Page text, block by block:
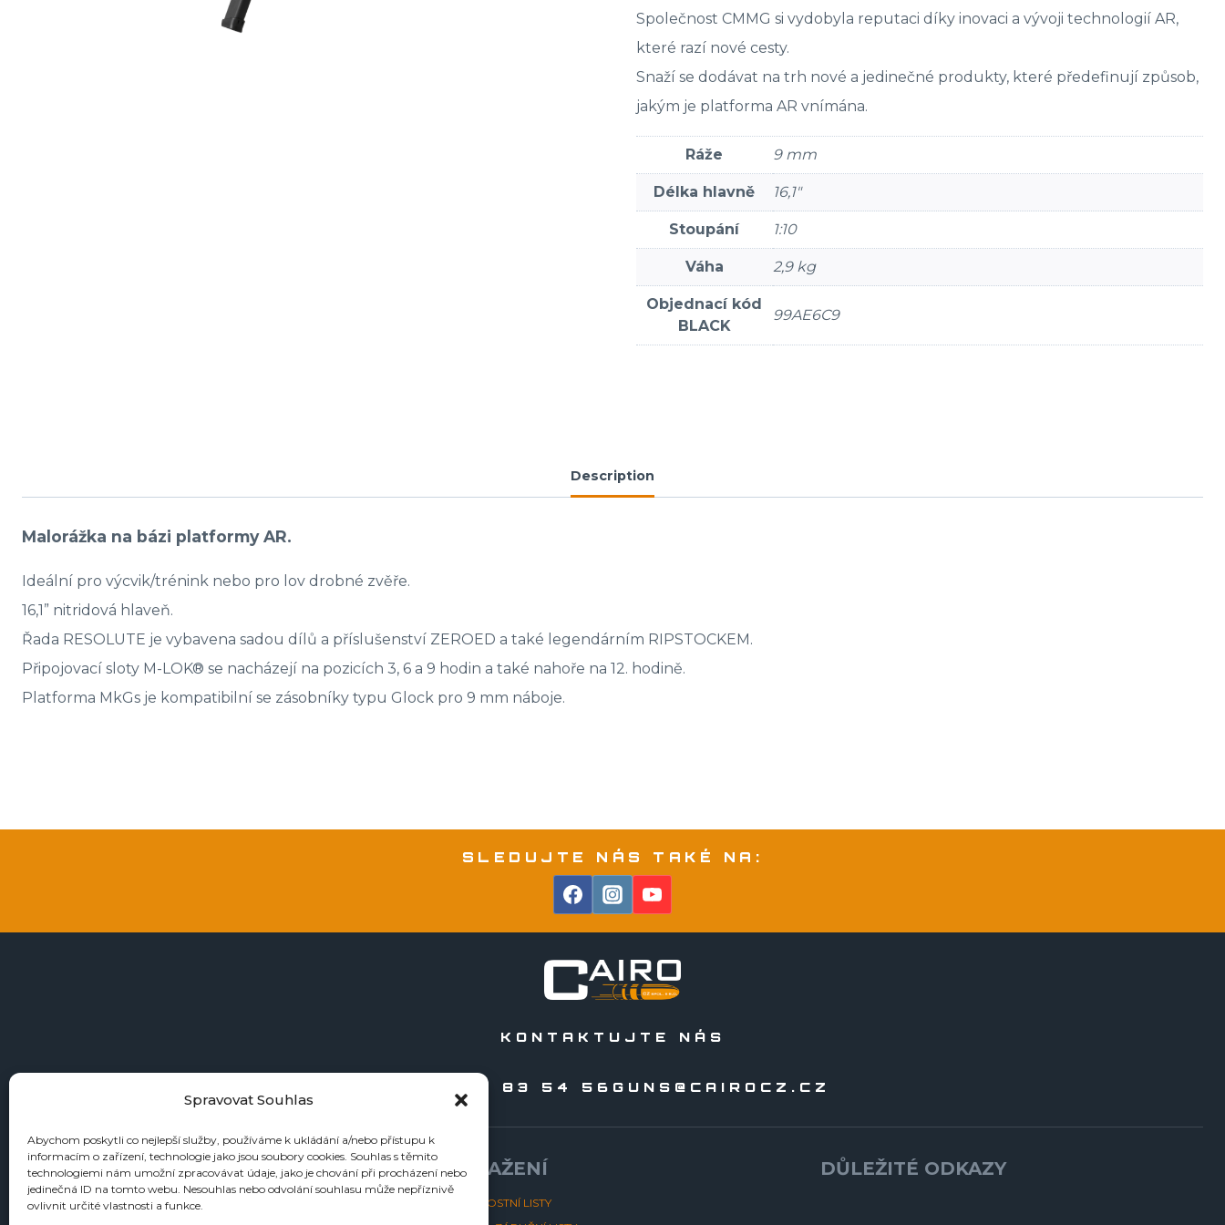
Spravovat Souhlas
Abychom poskytli co nejlepší služby, používáme k ukládání a/nebo přístupu k
informacím o zařízení, technologie jako jsou soubory cookies. Souhlas s těmito
technologiemi nám umožní zpracovávat údaje, jako je chování při procházení nebo
jedinečná ID na tomto webu. Nesouhlas nebo odvolání souhlasu může nepříznivě
ovlivnit určité vlastnosti a funkce.
Společnost CMMG si vydobyla reputaci díky inovaci a vývoji technologií AR,
které razí nové cesty.
Snaží se dodávat na trh nové a jedinečné produkty, které předefinují způsob,
jakým je platforma AR vnímána.
Ráže 9 mm
Délka hlavně 16,1″
Stoupání 1:10
Váha 2,9 kg
Objednací kód
BLACK
99AE6C9
Description
Malorážka na bázi platformy AR.
Ideální pro výcvik/trénink nebo pro lov drobné zvěře.
16,1” nitridová hlaveň.
Řada RESOLUTE je vybavena sadou dílů a příslušenství ZEROED a také legendárním RIPSTOCKEM.
Připojovací sloty M-LOK® se nacházejí na pozicích 3, 6 a 9 hodin a také nahoře na 12. hodině.
Platforma MkGs je kompatibilní se zásobníky typu Glock pro 9 mm náboje.
SLEDUJTE NÁS TAKÉ NA:
KONTAKTUJTE NÁS
+420 556 83 54 56 GUNS@CAIROCZ.CZ
KATALOGY
Zbraně
KE STAŽENÍ
BEZPEČNOSTNÍ LISTY
DŮLEŽITÉ ODKAZY